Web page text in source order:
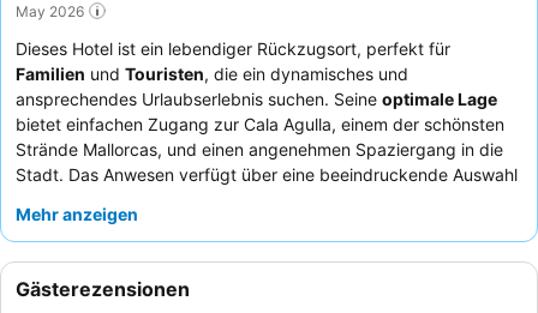
May 2026
Dieses Hotel ist ein lebendiger Rückzugsort, perfekt für
Familien und Touristen, die ein dynamisches und
ansprechendes Urlaubserlebnis suchen. Seine optimale Lage
bietet einfachen Zugang zur Cala Agulla, einem der schönsten
Strände Mallorcas, und einen angenehmen Spaziergang in die
Stadt. Das Anwesen verfügt über eine beeindruckende Auswahl
ausgestattetes Spa, Minigolf und einen modernen Fitnessraum,
loben durchweg das freundliche und professionelle
und dasFrühstücksbuffet
Mehr anzeigen
Gästerezensionen